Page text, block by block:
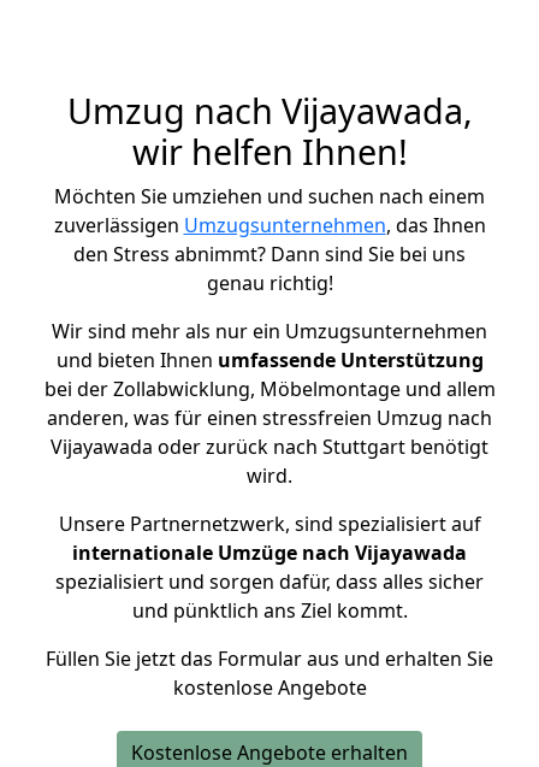
Umzug nach Vijayawada,
wir helfen Ihnen!
Möchten Sie umziehen und suchen nach einem
zuverlässigen Umzugsunternehmen, das Ihnen
den Stress abnimmt? Dann sind Sie bei uns
genau richtig!
Wir sind mehr als nur ein Umzugsunternehmen
und bieten Ihnen umfassende Unterstützung
bei der Zollabwicklung, Möbelmontage und allem
anderen, was für einen stressfreien Umzug nach
Vijayawada oder zurück nach Stuttgart benötigt
wird.
Unsere Partnernetzwerk, sind spezialisiert auf
internationale Umzüge nach Vijayawada
spezialisiert und sorgen dafür, dass alles sicher
und pünktlich ans Ziel kommt.
Füllen Sie jetzt das Formular aus und erhalten Sie
kostenlose Angebote
Kostenlose Angebote erhalten